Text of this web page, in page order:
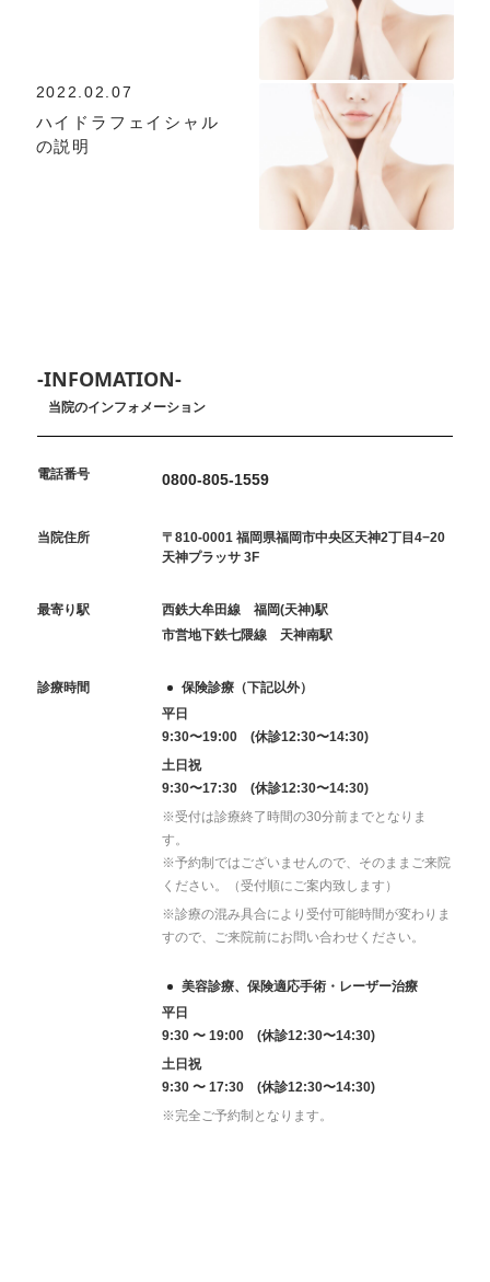
2022.02.07
ハイドラフェイシャル
の説明
-INFOMATION-
当院のインフォメーション
電話番号 0800-805-1559
当院住所
〒810-0001 福岡県福岡市中央区天神2丁目4−20
天神プラッサ 3F
最寄り駅
西鉄大牟田線 福岡(天神)駅
市営地下鉄七隈線 天神南駅
診療時間
保険診療（下記以外）
平日
9:30〜19:00 (休診12:30〜14:30)
土日祝
9:30〜17:30 (休診12:30〜14:30)
※受付は診療終了時間の30分前までとなりま
す。
※予約制ではございませんので、そのままご来院
ください。（受付順にご案内致します）
※診療の混み具合により受付可能時間が変わりま
すので、ご来院前にお問い合わせください。
美容診療、保険適応手術・レーザー治療
平日
9:30 〜 19:00 (休診12:30〜14:30)
土日祝
9:30 〜 17:30 (休診12:30〜14:30)
※完全ご予約制となります。